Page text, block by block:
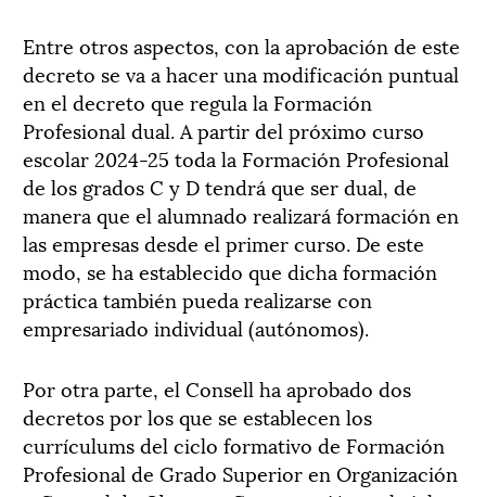
Entre otros aspectos, con la aprobación de este
decreto se va a hacer una modificación puntual
en el decreto que regula la Formación
Profesional dual. A partir del próximo curso
escolar 2024-25 toda la Formación Profesional
de los grados C y D tendrá que ser dual, de
manera que el alumnado realizará formación en
las empresas desde el primer curso. De este
modo, se ha establecido que dicha formación
práctica también pueda realizarse con
empresariado individual (autónomos).
Por otra parte, el Consell ha aprobado dos
decretos por los que se establecen los
currículums del ciclo formativo de Formación
Profesional de Grado Superior en Organización